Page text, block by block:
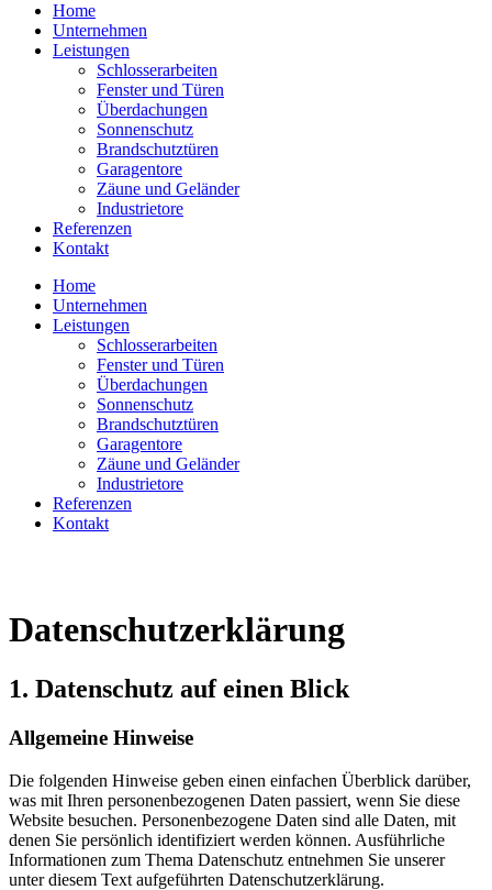
Home
Unternehmen
Leistungen
Schlosserarbeiten
Fenster und Türen
Überdachungen
Sonnenschutz
Brandschutztüren
Garagentore
Zäune und Geländer
Industrietore
Referenzen
Kontakt
Home
Unternehmen
Leistungen
Schlosserarbeiten
Fenster und Türen
Überdachungen
Sonnenschutz
Brandschutztüren
Garagentore
Zäune und Geländer
Industrietore
Referenzen
Kontakt
Datenschutz­erklärung
1. Datenschutz auf einen Blick
Allgemeine Hinweise
Die folgenden Hinweise geben einen einfachen Überblick darüber,
was mit Ihren personenbezogenen Daten passiert, wenn Sie diese
Website besuchen. Personenbezogene Daten sind alle Daten, mit
denen Sie persönlich identifiziert werden können. Ausführliche
Informationen zum Thema Datenschutz entnehmen Sie unserer
unter diesem Text aufgeführten Datenschutzerklärung.